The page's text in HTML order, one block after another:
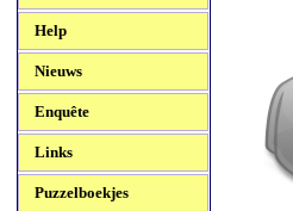
Help
Nieuws
Enquête
Links
Puzzelboekjes